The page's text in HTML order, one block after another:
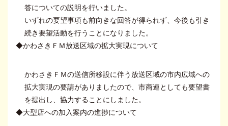
答についての説明を行いました。
いずれの要望事項も前向きな回答が得られず、今後も引き
続き要望活動を行うことになりました。
◆かわさきＦＭ放送区域の拡大実現について
かわさきＦＭの送信所移設に伴う放送区域の市内広域への
拡大実現の要請がありましたので、市商連としても要望書
を提出し、協力することにしました。
◆大型店への加入案内の進捗について